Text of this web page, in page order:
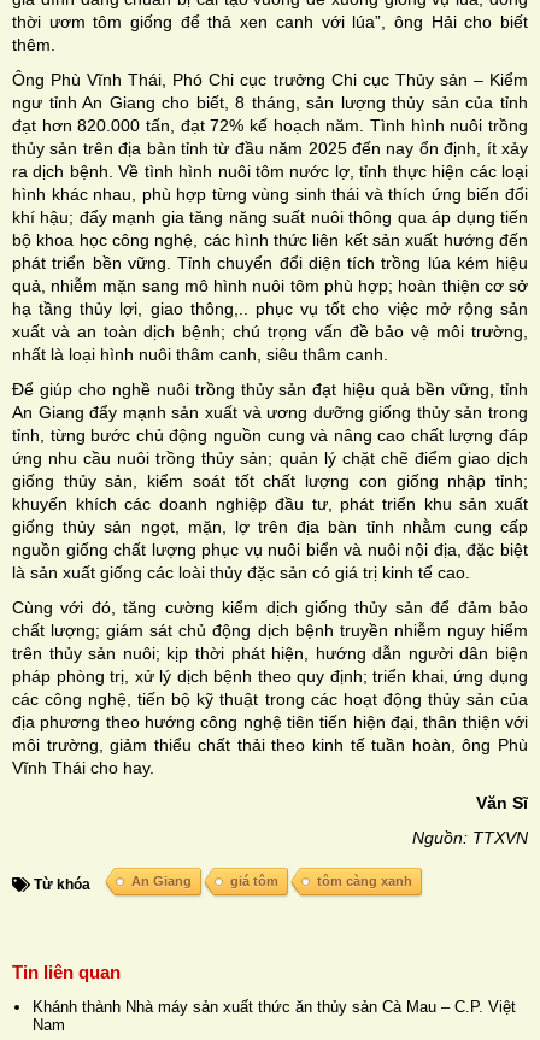
thời ươm tôm giống để thả xen canh với lúa”, ông Hải cho biết
thêm.
Ông Phù Vĩnh Thái, Phó Chi cục trưởng Chi cục Thủy sản – Kiểm
ngư tỉnh An Giang cho biết, 8 tháng, sản lượng thủy sản của tỉnh
đạt hơn 820.000 tấn, đạt 72% kế hoạch năm. Tình hình nuôi trồng
thủy sản trên địa bàn tỉnh từ đầu năm 2025 đến nay ổn định, ít xảy
ra dịch bệnh. Về tình hình nuôi tôm nước lợ, tỉnh thực hiện các loại
hình khác nhau, phù hợp từng vùng sinh thái và thích ứng biến đổi
khí hậu; đẩy mạnh gia tăng năng suất nuôi thông qua áp dụng tiến
bộ khoa học công nghệ, các hình thức liên kết sản xuất hướng đến
phát triển bền vững. Tỉnh chuyển đổi diện tích trồng lúa kém hiệu
quả, nhiễm mặn sang mô hình nuôi tôm phù hợp; hoàn thiện cơ sở
hạ tầng thủy lợi, giao thông,.. phục vụ tốt cho việc mở rộng sản
xuất và an toàn dịch bệnh; chú trọng vấn đề bảo vệ môi trường,
nhất là loại hình nuôi thâm canh, siêu thâm canh.
Để giúp cho nghề nuôi trồng thủy sản đạt hiệu quả bền vững, tỉnh
An Giang đẩy mạnh sản xuất và ương dưỡng giống thủy sản trong
tỉnh, từng bước chủ động nguồn cung và nâng cao chất lượng đáp
ứng nhu cầu nuôi trồng thủy sản; quản lý chặt chẽ điểm giao dịch
giống thủy sản, kiểm soát tốt chất lượng con giống nhập tỉnh;
khuyến khích các doanh nghiệp đầu tư, phát triển khu sản xuất
giống thủy sản ngọt, mặn, lợ trên địa bàn tỉnh nhằm cung cấp
nguồn giống chất lượng phục vụ nuôi biển và nuôi nội địa, đặc biệt
là sản xuất giống các loài thủy đặc sản có giá trị kinh tế cao.
Cùng với đó, tăng cường kiểm dịch giống thủy sản để đảm bảo
chất lượng; giám sát chủ động dịch bệnh truyền nhiễm nguy hiểm
trên thủy sản nuôi; kịp thời phát hiện, hướng dẫn người dân biện
pháp phòng trị, xử lý dịch bệnh theo quy định; triển khai, ứng dụng
các công nghệ, tiến bộ kỹ thuật trong các hoạt động thủy sản của
địa phương theo hướng công nghệ tiên tiến hiện đại, thân thiện với
môi trường, giảm thiểu chất thải theo kinh tế tuần hoàn, ông Phù
Vĩnh Thái cho hay.
Văn Sĩ
Nguồn: TTXVN
Từ khóa An Giang giá tôm tôm càng xanh
Tin liên quan
Khánh thành Nhà máy sản xuất thức ăn thủy sản Cà Mau – C.P. Việt
Nam